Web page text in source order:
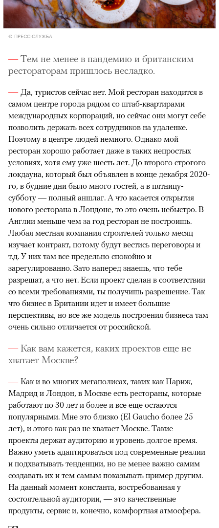
© ПРЕСС-СЛУЖБА
Тем не менее в пандемию и британским
рестораторам пришлось несладко.
Да, туристов сейчас нет. Мой ресторан находится в
самом центре города рядом со штаб-квартирами
международных корпораций, но сейчас они могут себе
позволить держать всех сотрудников на удаленке.
Поэтому в центре людей немного. Однако мой
ресторан хорошо работает даже в таких непростых
условиях, хотя ему уже шесть лет. До второго строгого
локдауна, который был объявлен в конце декабря 2020-
го, в будние дни было много гостей, а в пятницу-
субботу — полный аншлаг. А что касается открытия
нового ресторана в Лондоне, то это очень небыстро. В
Англии меньше чем за год ресторан не построишь.
Любая местная компания строителей только месяц
изучает контракт, потому будут вестись переговоры и
т.д. У них там все предельно спокойно и
зарегулированно. Зато наперед знаешь, что тебе
разрешат, а что нет. Если проект сделан в соответствии
со всеми требованиями, ты получишь разрешение. Так
что бизнес в Британии идет и имеет большие
перспективы, но все же модель построения бизнеса там
очень сильно отличается от российской.
Как вам кажется, каких проектов еще не
хватает Москве?
Как и во многих мегаполисах, таких как Париж,
Мадрид и Лондон, в Москве есть рестораны, которые
работают по 30 лет и более и все еще остаются
популярными. Мне это близко (El Gaucho более 25
лет), и этого как раз не хватает Москве. Такие
проекты держат аудиторию и уровень долгое время.
Важно уметь адаптироваться под современные реалии
и подхватывать тенденции, но не менее важно самим
создавать их и тем самым показывать пример другим.
На данный момент константа, востребованная у
состоятельной аудитории, — это качественные
продукты, сервис и, конечно, комфортная атмосфера.